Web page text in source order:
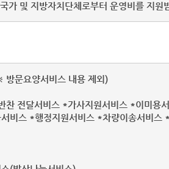
및 지방자치단체로부터 운영비를 지원
문요양서비스 내용 제외)
전달서비스 *가사지원서비스 *이미용
스 *행정지원서비스 *차량이송서비스